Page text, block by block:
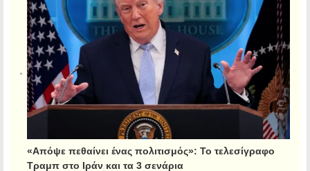
«Απόψε πεθαίνει ένας πολιτισμός»: Το τελεσίγραφο
Τραμπ στο Ιράν και τα 3 σενάρια